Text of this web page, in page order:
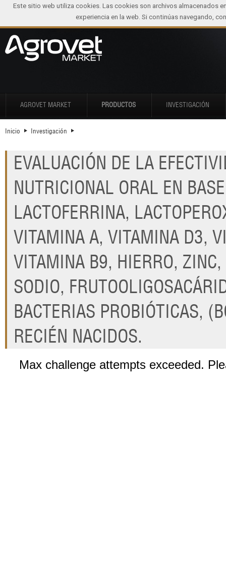
AGROVET MARKET PRODUCTOS INVESTIGACIÓN
Inicio Investigación
EVALUACIÓN DE LA
NUTRICIONAL ORAL EN
LACTOFERRINA,
VITAMINA A, VITAMINA D3,
VITAMINA B9, HIERRO, ZINC,
SODIO,
BACTERIAS PROBIÓTICAS,
RECIÉN NACIDOS.
Este sitio web utiliza cookies. Las cookies son archivos almacenados
experiencia en la web. Si continúas navegando,